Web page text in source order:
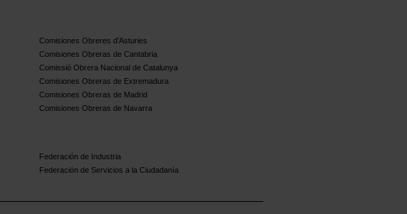
Comisiones Obreres d'Asturies
Comisiones Obreras de Cantabria
Comissió Obrera Nacional de Catalunya
Comisiones Obreras de Extremadura
Comisiones Obreras de Madrid
Comisiones Obreras de Navarra
Federación de Industria
Federación de Servicios a la Ciudadanía